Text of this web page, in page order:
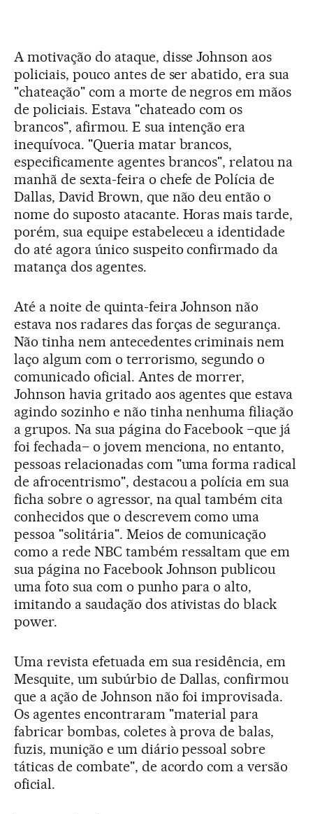
A motivação do ataque, disse Johnson aos
policiais, pouco antes de ser abatido, era sua
"chateação" com a morte de negros em mãos
de policiais. Estava "chateado com os
brancos", afirmou. E sua intenção era
inequívoca. "Queria matar brancos,
especificamente agentes brancos", relatou na
manhã de sexta-feira o chefe de Polícia de
Dallas, David Brown, que não deu então o
nome do suposto atacante. Horas mais tarde,
porém, sua equipe estabeleceu a identidade
do até agora único suspeito confirmado da
matança dos agentes.
Até a noite de quinta-feira Johnson não
estava nos radares das forças de segurança.
Não tinha nem antecedentes criminais nem
laço algum com o terrorismo, segundo o
comunicado oficial. Antes de morrer,
Johnson havia gritado aos agentes que estava
agindo sozinho e não tinha nenhuma filiação
a grupos. Na sua página do Facebook –que já
foi fechada– o jovem menciona, no entanto,
pessoas relacionadas com "uma forma radical
de afrocentrismo", destacou a polícia em sua
ficha sobre o agressor, na qual também cita
conhecidos que o descrevem como uma
pessoa "solitária". Meios de comunicação
como a rede NBC também ressaltam que em
sua página no Facebook Johnson publicou
uma foto sua com o punho para o alto,
imitando a saudação dos ativistas do black
power.
Uma revista efetuada em sua residência, em
Mesquite, um subúrbio de Dallas, confirmou
que a ação de Johnson não foi improvisada.
Os agentes encontraram "material para
fabricar bombas, coletes à prova de balas,
fuzis, munição e um diário pessoal sobre
táticas de combate", de acordo com a versão
oficial.